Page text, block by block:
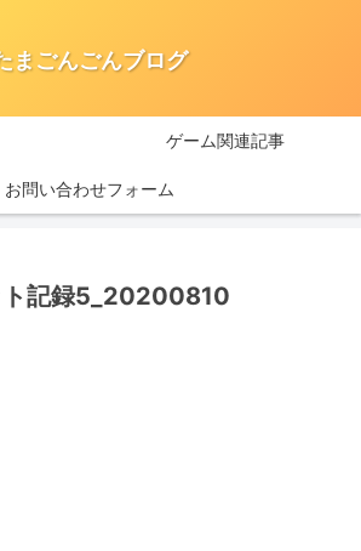
まごんごんブログ
ゲーム関連記事
お問い合わせフォーム
ト記録5_20200810